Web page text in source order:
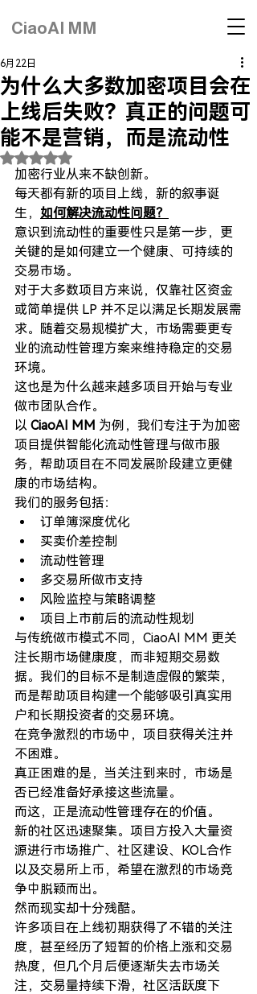
CiaoAI MM
为什么大多数加密项目会在
上线后失败？真正的问题可
能不是营销，而是流动性
6月22日
評等為 NaN（最高為 5 顆星）。
加密行业从来不缺创新。
每天都有新的项目上线，新的叙事诞
生， 如何解决流动性问题？
意识到流动性的重要性只是第一步，更
关键的是如何建立一个健康、可持续的
交易市场。
对于大多数项目方来说，仅靠社区资金
或简单提供 LP 并不足以满足长期发展需
求。随着交易规模扩大，市场需要更专
业的流动性管理方案来维持稳定的交易
环境。
这也是为什么越来越多项目开始与专业
做市团队合作。
以 CiaoAI MM 为例，我们专注于为加密
项目提供智能化流动性管理与做市服
务，帮助项目在不同发展阶段建立更健
康的市场结构。
我们的服务包括：
订单簿深度优化
买卖价差控制
流动性管理
多交易所做市支持
风险监控与策略调整
项目上市前后的流动性规划
与传统做市模式不同，CiaoAI MM 更关
注长期市场健康度，而非短期交易数
据。我们的目标不是制造虚假的繁荣，
而是帮助项目构建一个能够吸引真实用
户和长期投资者的交易环境。
在竞争激烈的市场中，项目获得关注并
不困难。
真正困难的是，当关注到来时，市场是
否已经准备好承接这些流量。
而这，正是流动性管理存在的价值。
新的社区迅速聚集。项目方投入大量资
源进行市场推广、社区建设、KOL合作
以及交易所上币，希望在激烈的市场竞
争中脱颖而出。
然而现实却十分残酷。
许多项目在上线初期获得了不错的关注
度，甚至经历了短暂的价格上涨和交易
热度，但几个月后便逐渐失去市场关
注，交易量持续下滑，社区活跃度下